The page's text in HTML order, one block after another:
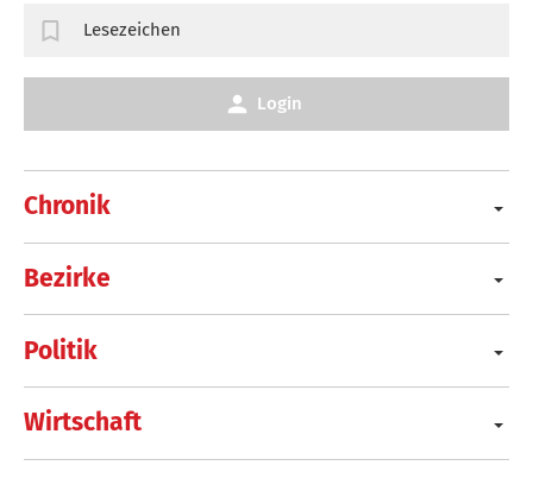
Chronik
Bezirke
Politik
Wirtschaft
Lesezeichen
Login